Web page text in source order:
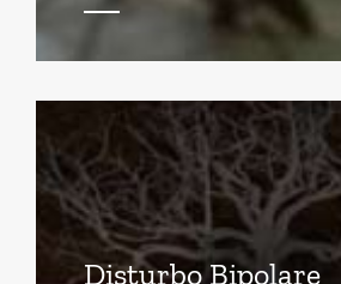
Disturbo Bipolare